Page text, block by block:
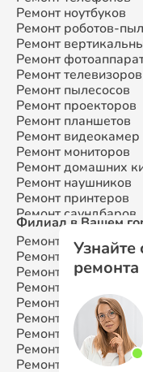
Ремонт
Ремонт смарт-часов
Ремонт атс
Ремонт сплит-
Ремонт ноутбуков
Ремонт роботов-
Ремонт
Ремонт
Ремонт телевизоров
Ремонт пылесосов
Ремонт проекторов
Ремонт планшетов
Ремонт видеокамер
Ремонт мониторов
Ремонт домашних
Ремонт наушников
Ремонт принтеров
Ремонт саундбаров
Ремонт VR систем
Ремонт сабвуферов
Ремонт
Филиал в Вашем
Ремонт Samsung
Ремонт Samsung
Ремонт Samsung
Ремонт Samsung
Ремонт Samsung
Ремонт Samsung
Ремонт Samsung
Ремонт Samsung
Ремонт Samsung
Узнайте
ремонта